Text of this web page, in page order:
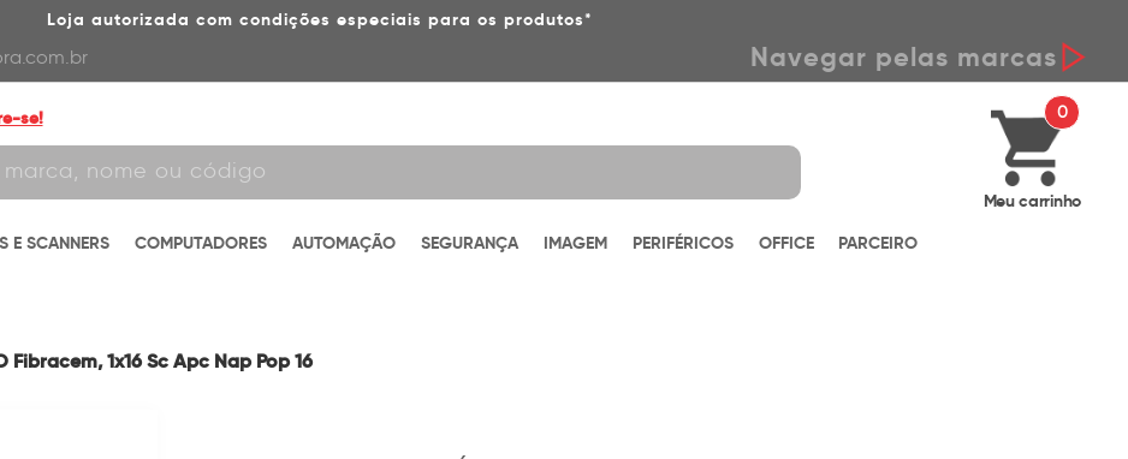
Loja autorizada com condições especiais para os produtos*
Navegar pelas marcas
se! 0
Meu carrinho
E SCANNERS COMPUTADORES AUTOMAÇÃO SEGURANÇA IMAGEM PERIFÉRICOS OFFICE PARCEIRO
1x16 Sc Apc Nap Pop 16